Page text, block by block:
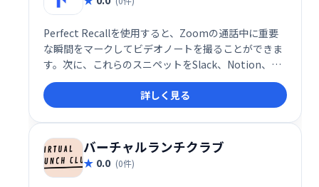
Perfect Recallを使用すると、Zoomの通話中に重要
な瞬間をマークしてビデオノートを撮ることができま
す。次に、これらのスニペットをSlack、Notion、ま
たはその他の場所で共有します。
詳しく見る
バーチャルランチクラブ
0.0 (0件)